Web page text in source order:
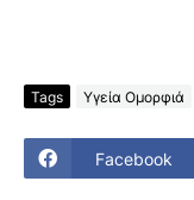
Tags Υγεία Ομορφιά
Facebook